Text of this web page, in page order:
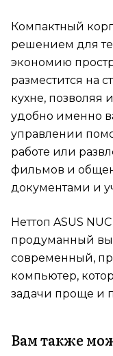
Компактный
решением для
экономию
разместится на
кухне, позволяя
удобно именно
управлении
работе или
фильмов и
документами и
Неттоп ASUS
продуманный
современный,
компьютер,
задачи проще и
Вам также